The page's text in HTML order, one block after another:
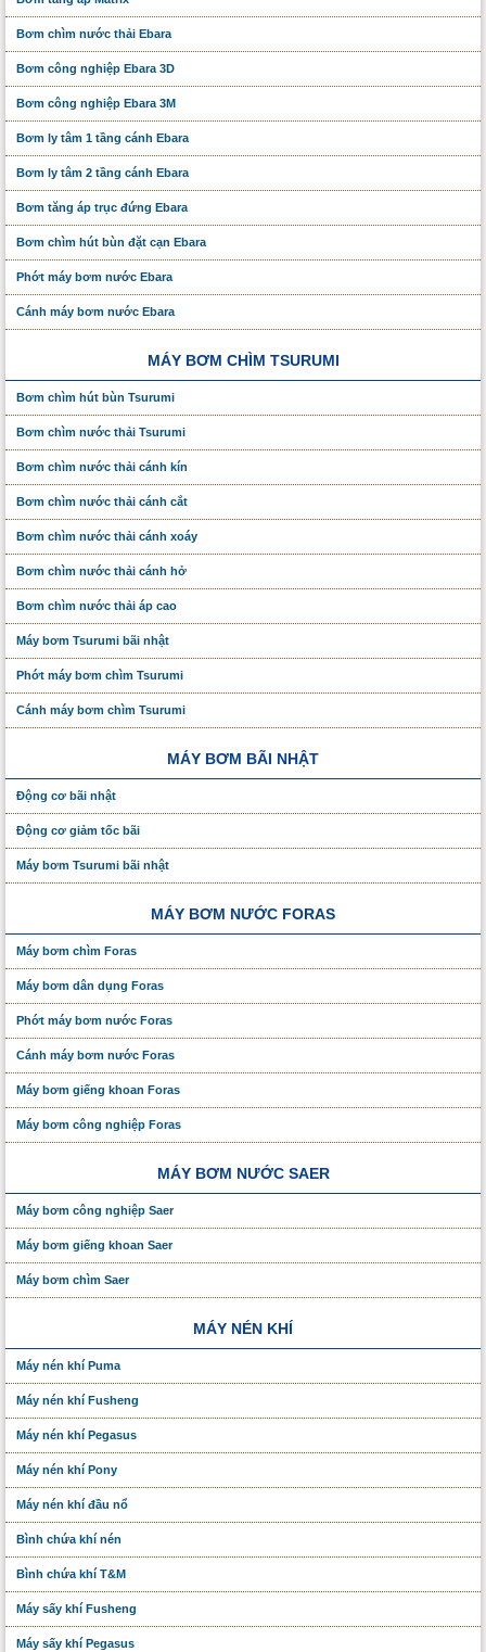
Bơm chìm nước thải Ebara
Bơm công nghiệp Ebara 3D
Bơm công nghiệp Ebara 3M
Bơm ly tâm 1 tầng cánh Ebara
Bơm ly tâm 2 tầng cánh Ebara
Bơm tăng áp trục đứng Ebara
Bơm chìm hút bùn đặt cạn Ebara
Phớt máy bơm nước Ebara
Cánh máy bơm nước Ebara
MÁY BƠM CHÌM TSURUMI
Bơm chìm hút bùn Tsurumi
Bơm chìm nước thải Tsurumi
Bơm chìm nước thải cánh kín
Bơm chìm nước thải cánh cắt
Bơm chìm nước thải cánh xoáy
Bơm chìm nước thải cánh hở
Bơm chìm nước thải áp cao
Máy bơm Tsurumi bãi nhật
Phớt máy bơm chìm Tsurumi
Cánh máy bơm chìm Tsurumi
MÁY BƠM BÃI NHẬT
Động cơ bãi nhật
Động cơ giảm tốc bãi
Máy bơm Tsurumi bãi nhật
MÁY BƠM NƯỚC FORAS
Máy bơm chìm Foras
Máy bơm dân dụng Foras
Phớt máy bơm nước Foras
Cánh máy bơm nước Foras
Máy bơm giếng khoan Foras
Máy bơm công nghiệp Foras
MÁY BƠM NƯỚC SAER
Máy bơm công nghiệp Saer
Máy bơm giếng khoan Saer
Máy bơm chìm Saer
MÁY NÉN KHÍ
Máy nén khí Puma
Máy nén khí Fusheng
Máy nén khí Pegasus
Máy nén khí Pony
Máy nén khí đầu nổ
Bình chứa khí nén
Bình chứa khí T&M
Máy sấy khí Fusheng
Máy sấy khí Pegasus